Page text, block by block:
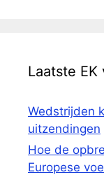
Laatste
Wedstrijden
uitzendingen
Hoe de
Europese